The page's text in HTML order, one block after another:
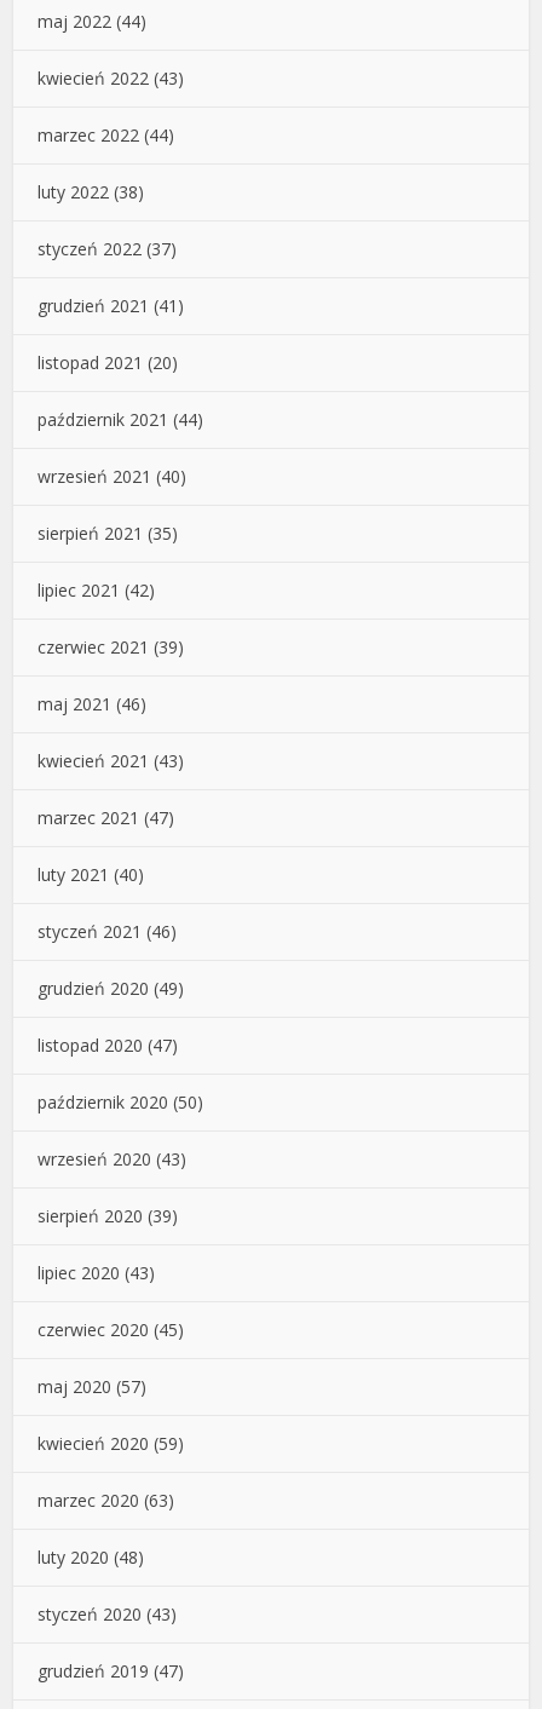
maj 2022 (44)
kwiecień 2022 (43)
marzec 2022 (44)
luty 2022 (38)
styczeń 2022 (37)
grudzień 2021 (41)
listopad 2021 (20)
październik 2021 (44)
wrzesień 2021 (40)
sierpień 2021 (35)
lipiec 2021 (42)
czerwiec 2021 (39)
maj 2021 (46)
kwiecień 2021 (43)
marzec 2021 (47)
luty 2021 (40)
styczeń 2021 (46)
grudzień 2020 (49)
listopad 2020 (47)
październik 2020 (50)
wrzesień 2020 (43)
sierpień 2020 (39)
lipiec 2020 (43)
czerwiec 2020 (45)
maj 2020 (57)
kwiecień 2020 (59)
marzec 2020 (63)
luty 2020 (48)
styczeń 2020 (43)
grudzień 2019 (47)